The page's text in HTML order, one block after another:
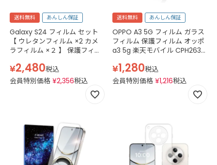
送料無料 あんしん保証
Galaxy S24 フィルム セット
【 ウレタンフィルム ×2 カメ
ラフィルム ×２ 】 保護フィル
ム ガラス カバー 透明 TPU ウ
レタン クリア
¥2,480税込
会員特別価格 ¥2,356税込
送料無料 あんしん保証
OPPO A3 5G フィルム ガラス
フィルム 保護フィルム オッポ
a3 5g 楽天モバイル CPH2639
スマホフィルム 透明 クリア
¥1,280税込
会員特別価格 ¥1,216税込